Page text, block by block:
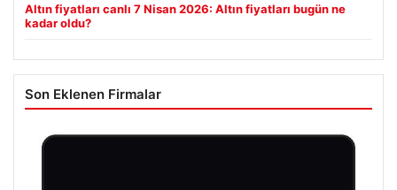
Altın fiyatları canlı 7 Nisan 2026: Altın fiyatları bugün ne
kadar oldu?
Son Eklenen Firmalar